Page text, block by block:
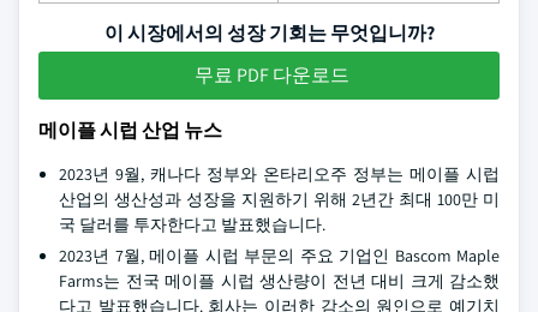
이 시장에서의 성장 기회는 무엇입니까?
무료 PDF 다운로드
메이플 시럽 산업 뉴스
2023년 9월, 캐나다 정부와 온타리오주 정부는 메이플 시럽
산업의 생산성과 성장을 지원하기 위해 2년간 최대 100만 미
국 달러를 투자한다고 발표했습니다.
2023년 7월, 메이플 시럽 부문의 주요 기업인 Bascom Maple
Farms는 전국 메이플 시럽 생산량이 전년 대비 크게 감소했
다고 발표했습니다. 회사는 이러한 감소의 원인으로 예기치